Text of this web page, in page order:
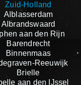
Zuid-Holland
Alblasserdam
Albrandswaard
aan den Rijn
Barendrecht
Binnenmaas
Reeuwijk
Brielle
aan den IJssel